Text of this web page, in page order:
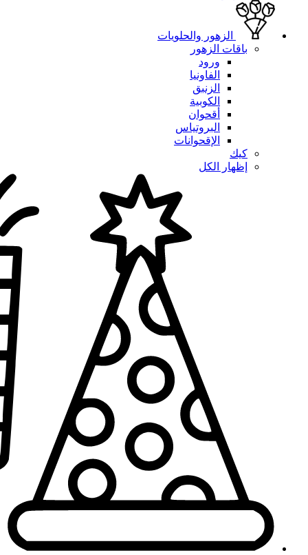
الزهور والحلويات
باقات الزهور
ورود
الفاونيا
الزنبق
الكوبية
أقحوان
البروتياس
الإقحوانات
كيك
إظهار الكل